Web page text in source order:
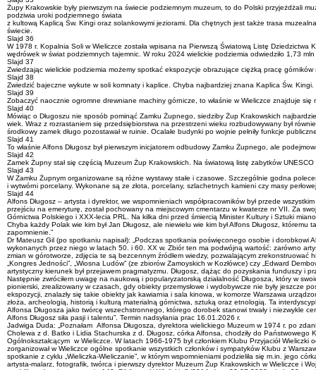
Żupy Krakowskie były pierwszym na świecie podziemnym muzeum, to do Polski przyjeżdżali
podziwia uroki podziemnego świata
z kultową Kaplicą Św. Kingi oraz solankowymi jeziorami. Dla chętnych jest także trasa
świecie.
Slajd 36
W 1978 r. Kopalnia Soli w Wieliczce została wpisana na Pierwszą Światową Listę
wędrówek w świat podziemnych tajemnic. W roku 2024 wielickie podziemia odwiedziło 1,73 mln
Slajd 37
Zwiedzając wielickie podziemia możemy spotkać ekspozycje obrazujące ciężką pracę
Slajd 38
Zwiedzić bajeczne wykute w soli komnaty i kaplice. Chyba najbardziej znana Kaplica Św. Kingi.
Slajd 39
Zobaczyć naocznie ogromne drewniane machiny górnicze, to właśnie w Wieliczce znajduje się
Slajd 40
Mówiąc o Długoszu nie sposób pominąć Zamku Żupnego, siedziby Żup Krakowskich
wiek. Wraz z rozrastaniem się przedsiębiorstwa na przestrzeni wieku rozbudowywany był
środkowy zamek długo pozostawał w ruinie. Ocalałe budynki po wojnie pełniły funkcje
Slajd 41
To właśnie Alfons Długosz był pierwszym inicjatorem odbudowy Zamku Żupnego, ale
Slajd 42
Zamek Żupny stał się częścią Muzeum Żup Krakowskich. Na światową listę zabytków UNESCO
Slajd 43
W Zamku Żupnym organizowane są różne wystawy stałe i czasowe. Szczególnie godna
i wytwórni porcelany. Wykonane są ze złota, porcelany, szlachetnych kamieni czy masy
Slajd 44
Alfons Długosz – artysta i dyrektor, we wspomnieniach współpracowników był przede
przejściu na emeryturę, został pochowany na miejscowym cmentarzu w kwaterze nr VII. Za
Górnictwa Polskiego i XXX-lecia PRL. Na kilka dni przed śmiercią Minister Kultury i Sztuki
Chyba każdy Polak wie kim był Jan Długosz, ale niewielu wie kim był Alfons Długosz,
zapomnienie.”
Dr Mateusz Gil (po spotkaniu napisał): „Podczas spotkania poświęconego osobie i dorobkowi
wykonanych przez niego w latach 50. i 60. XX w. Zbiór ten ma podwójną wartość: zarówno
zmian w górotworze, zdjęcia te są bezcennym źródłem wiedzy, pozwalającym
„Kongres Jedności”, „Wiosna Ludów” (ze zbiorów Zamoyskich w Kozłówce) czy „Edward
artystyczny kierunek był przejawem pragmatyzmu. Długosz, dążąc do pozyskania funduszy i
Następnie zwróciłem uwagę na naukową i popularyzatorską działalność Długosza, który w
pionierski, zrealizowany w czasach, gdy obiekty przemysłowe i wydobywcze nie były jeszcze
ekspozycji, znalazły się takie obiekty jak kawiarnia i sala kinowa, w komorze Warszawa
złoża, archeologią, historią i kulturą materialną górnictwa, sztuką oraz etnologią. Ta
Alfonsa Długosza jako twórcę wszechstronnego, którego dorobek stanowi trwały i niezwykle
Alfons Długosz siła pasji i talentu”. Termin nadsyłania prac 16.01.2026 r.
Jadwiga Duda: „Poznałam Alfonsa Długosza, dyrektora wielickiego Muzeum w 1974 r. po
Cholewa z d. Batko i Lidia Stachurska z d. Długosz, córka Alfonsa, chodziły do Państwowego
Ogólnokształcącym w Wieliczce. W latach 1966-1975 był członkiem Klubu Przyjaciół
zorganizował w Wieliczce ogólne spotkanie wszystkich członków i sympatyków Klubu z
spotkanie z cyklu „Wieliczka-Wieliczanie”, w którym wspomnieniami podzieliła się m.in. jego
artysta-malarz, fotografik, twórca i pierwszy dyrektor Muzeum Żup Krakowskich w Wieliczce i